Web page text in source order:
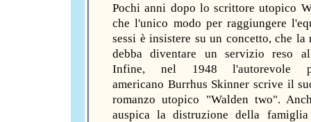
Pochi anni dopo lo scrittore utopico
che l'unico modo per raggiungere
sessi è insistere su un concetto, che la
debba diventare un servizio reso
Infine, nel 1948 l'autorevole
americano Burrhus Skinner scrive il
romanzo utopico "Walden two".
auspica la distruzione della